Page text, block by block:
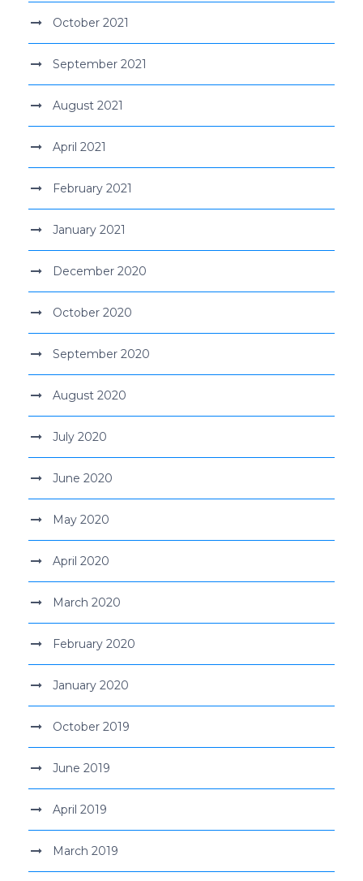
October 2021
September 2021
August 2021
April 2021
February 2021
January 2021
December 2020
October 2020
September 2020
August 2020
July 2020
June 2020
May 2020
April 2020
March 2020
February 2020
January 2020
October 2019
June 2019
April 2019
March 2019